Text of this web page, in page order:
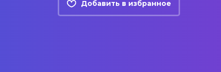
Добавить в избранное